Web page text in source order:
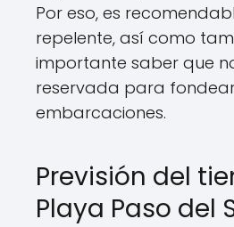
Por eso, es
repelente, así como
importante saber que
reservada para
embarcaciones.
Previsión del
Playa Paso del